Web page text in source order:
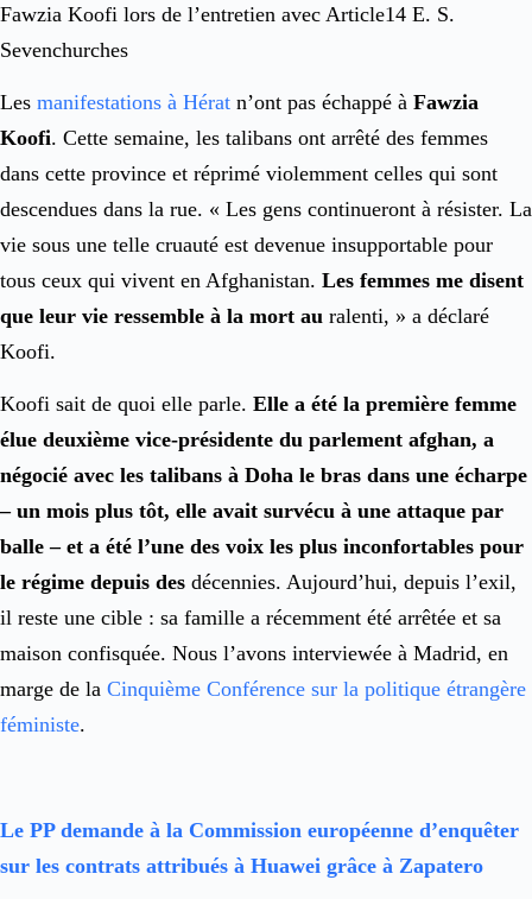
Fawzia Koofi lors de l’entretien avec Article14 E. S.
Sevenchurches
Les manifestations à Hérat n’ont pas échappé à Fawzia
Koofi. Cette semaine, les talibans ont arrêté des femmes
dans cette province et réprimé violemment celles qui sont
descendues dans la rue. « Les gens continueront à résister. La
vie sous une telle cruauté est devenue insupportable pour
tous ceux qui vivent en Afghanistan. Les femmes me disent
que leur vie ressemble à la mort au ralenti, » a déclaré
Koofi.
Koofi sait de quoi elle parle. Elle a été la première femme
élue deuxième vice-présidente du parlement afghan, a
négocié avec les talibans à Doha le bras dans une écharpe
– un mois plus tôt, elle avait survécu à une attaque par
balle – et a été l’une des voix les plus inconfortables pour
le régime depuis des décennies. Aujourd’hui, depuis l’exil,
il reste une cible : sa famille a récemment été arrêtée et sa
maison confisquée. Nous l’avons interviewée à Madrid, en
marge de la Cinquième Conférence sur la politique étrangère
féministe.
Le PP demande à la Commission européenne d’enquêter
sur les contrats attribués à Huawei grâce à Zapatero